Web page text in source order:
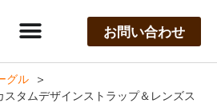
お問い合わせ
グル
>
タムデザインストラップ＆レンズス